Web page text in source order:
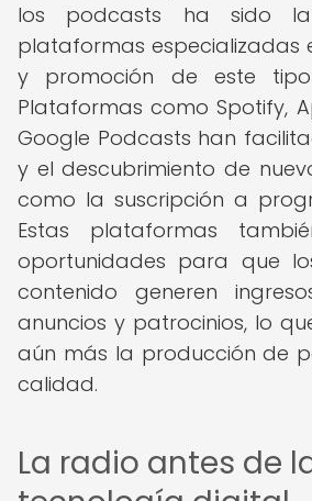
los podcasts ha sido
plataformas especializadas
y promoción de este
Plataformas como Spotify,
Google Podcasts han
y el descubrimiento de
como la suscripción a
Estas plataformas
oportunidades para que
contenido generen
anuncios y patrocinios, lo
aún más la producción de
calidad.
La radio antes de